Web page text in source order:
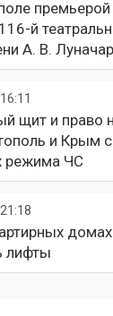
й
А. В.
щит и право
и Крым
режима ЧС
лифты